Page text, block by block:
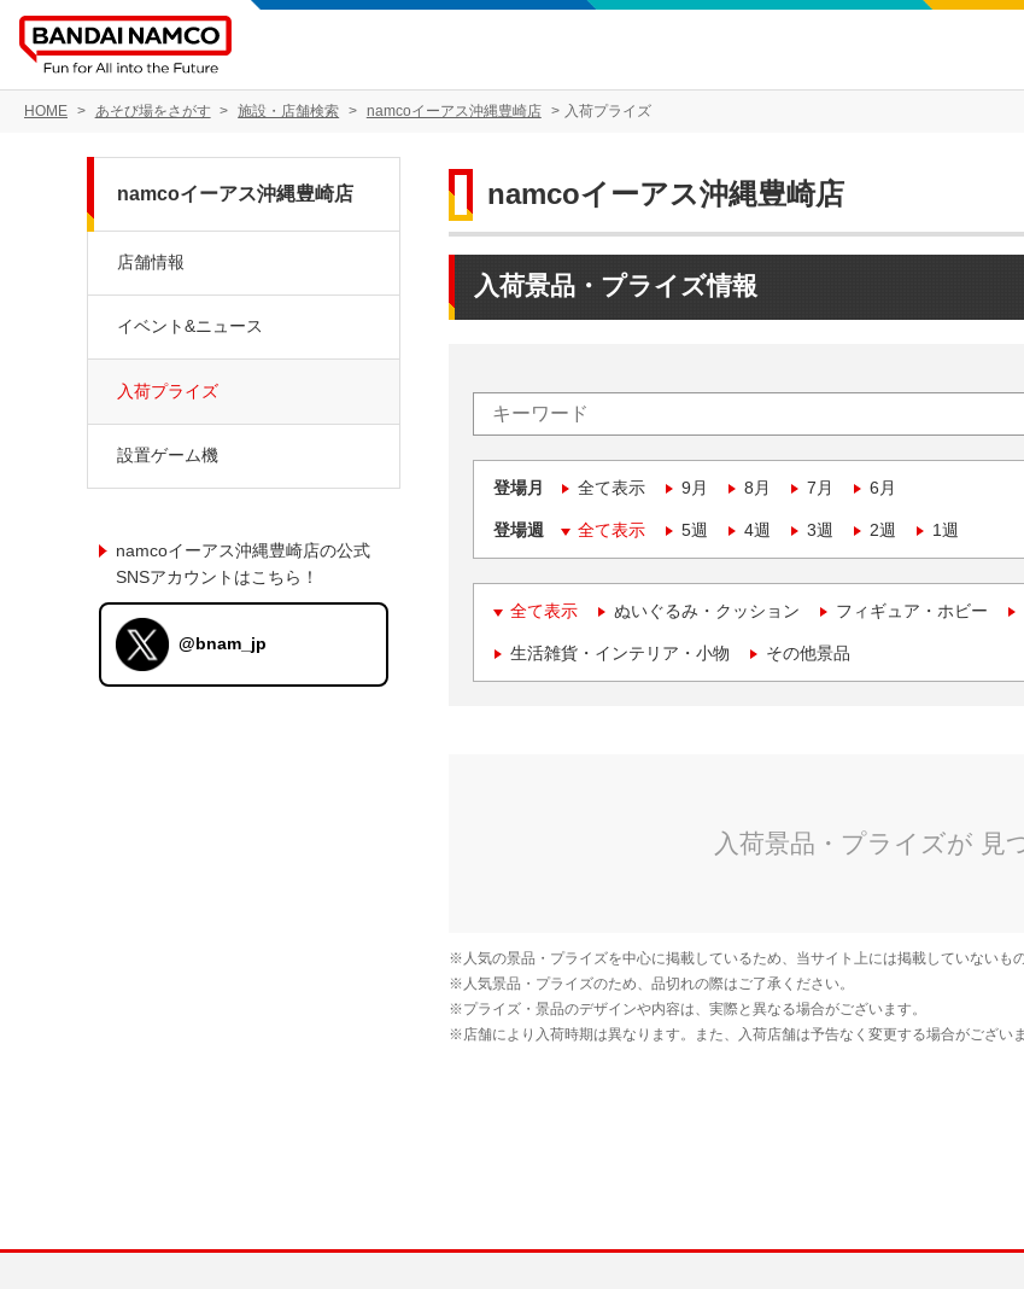
HOME あそび場をさがす 施設・店舗検索 namcoイーアス沖縄豊崎店 入荷プライズ
namcoイーアス沖縄豊崎店
入荷景品・プライズ情報
登場月 全て表示 9月 8月 7月 6月
登場週 全て表示 5週 4週 3週 2週 1週
全て表示 ぬいぐるみ・クッション フィギュア・ホビー
生活雑貨・インテリア・小物 その他景品
namcoイーアス沖縄豊崎店
店舗情報
イベント&ニュース
入荷プライズ
設置ゲーム機
namcoイーアス沖縄豊崎店の公式
SNSアカウントはこちら！
@bnam_jp